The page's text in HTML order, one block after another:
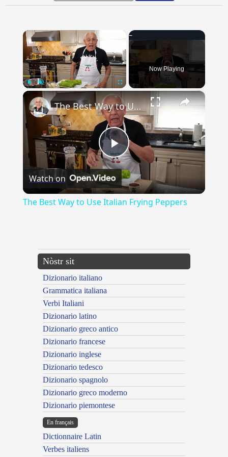
Unmute
Now Playing
×
Play
Video
The Best Way to Use Italian Frying Peppers
Watch on
The Best Way to Use Italian Frying Peppers
Nòstr sit
Dizionario italiano
Grammatica italiana
Verbi Italiani
Dizionario latino
Dizionario greco antico
Dizionario francese
Dizionario inglese
Dizionario tedesco
Dizionario spagnolo
Dizionario greco moderno
Dizionario piemontese
En français
Dictionnaire Latin
Verbes italiens